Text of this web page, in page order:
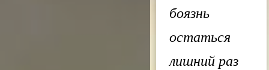
боязнь
остаться
лишний раз